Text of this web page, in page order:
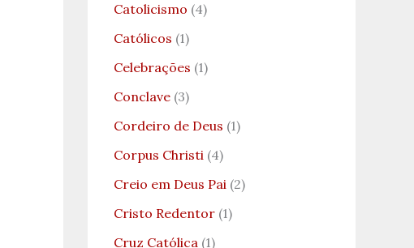
Catolicismo (4)
Católicos (1)
Celebrações (1)
Conclave (3)
Cordeiro de Deus (1)
Corpus Christi (4)
Creio em Deus Pai (2)
Cristo Redentor (1)
Cruz Católica (1)